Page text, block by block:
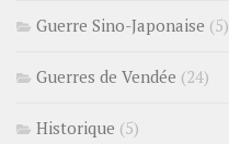
Guerre Sino-Japonaise (5)
Guerres de Vendée (24)
Historique (5)